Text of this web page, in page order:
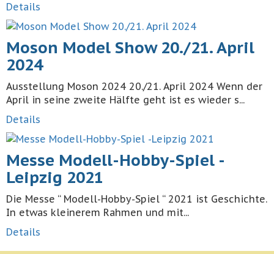
Details
Moson Model Show 20./21. April
2024
Ausstellung Moson 2024 20./21. April 2024 Wenn der
April in seine zweite Hälfte geht ist es wieder s...
Details
Messe Modell-Hobby-Spiel -
Leipzig 2021
Die Messe “ Modell-Hobby-Spiel “ 2021 ist Geschichte.
In etwas kleinerem Rahmen und mit...
Details